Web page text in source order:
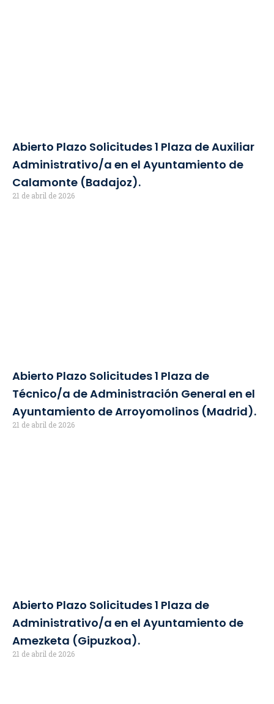
Abierto Plazo Solicitudes 1 Plaza de Auxiliar
Administrativo/a en el Ayuntamiento de
Calamonte (Badajoz).
21 de abril de 2026
Abierto Plazo Solicitudes 1 Plaza de
Técnico/a de Administración General en el
Ayuntamiento de Arroyomolinos (Madrid).
21 de abril de 2026
Abierto Plazo Solicitudes 1 Plaza de
Administrativo/a en el Ayuntamiento de
Amezketa (Gipuzkoa).
21 de abril de 2026